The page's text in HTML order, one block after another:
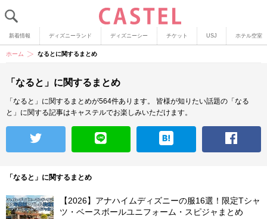
新着情報 ディズニーランド ディズニーシー チケット USJ ホテル空室
ホーム なるとに関するまとめ
「なると」に関するまとめ
「なると」に関するまとめが564件あります。
皆様が知りたい話題の「なる
と」に関する記事はキャステルでお楽しみいただけます。
「なると」に関するまとめ
【2026】アナハイムディズニーの服16選！限定Tシャ
ツ・ベースボールユニフォーム・スピジャまとめ